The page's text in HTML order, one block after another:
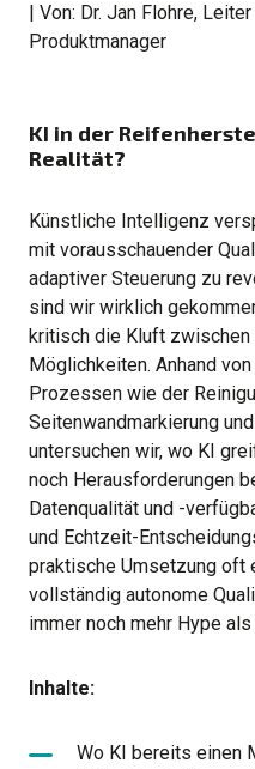
| Von: Dr. Jan Flohre,
Produktmanager
KI in der
Realität?
Künstliche Intelligenz
mit vorausschauender
adaptiver Steuerung zu
sind wir wirklich
kritisch die Kluft zwischen
Möglichkeiten. Anhand
Prozessen wie der
Seitenwandmarkierung
untersuchen wir, wo KI
noch Herausforderungen
Datenqualität und -
und Echtzeit-
praktische Umsetzung oft
vollständig autonome
immer noch mehr Hype
Inhalte:
Wo KI bereits einen